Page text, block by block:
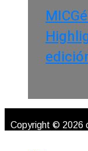
Copyright © 2026